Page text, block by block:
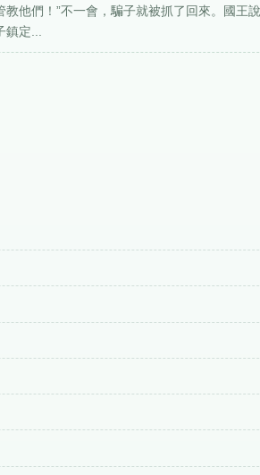
他們！”不一會，騙子就被抓了回來。國王
鎮定...